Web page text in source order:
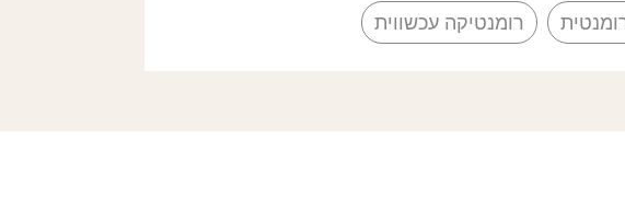
רומנטיקה עכשווית